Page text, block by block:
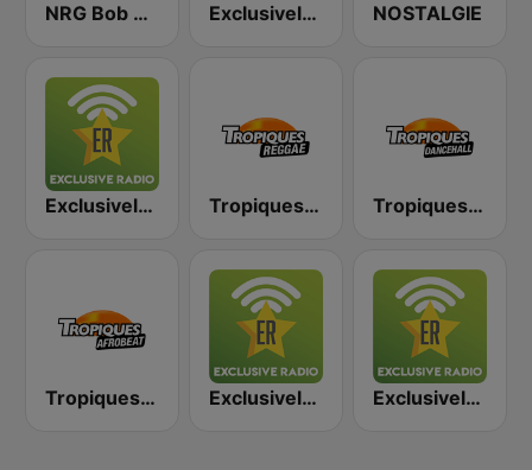
NRG Bob Marley Exclusively Dire Straits NOSTALGIE
Exclusively Pink Floyd Tropiques Reggae Tropiques Dance Hall
Tropiques Afrobeat Exclusively Queen Exclusively The Doors